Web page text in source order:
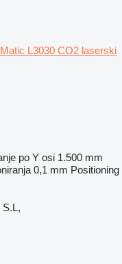
L3030 CO2 laserski
po Y osi 1.500 mm
0,1 mm Positioning